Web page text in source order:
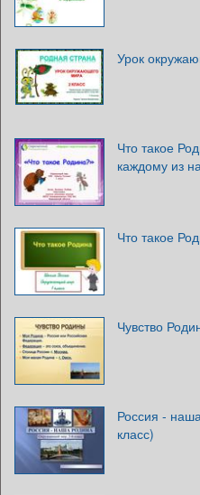
Урок
Что такое
каждому из
Что такое
Чувство
Россия -
класс)